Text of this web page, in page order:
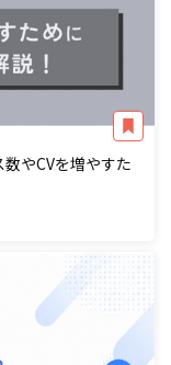
やCVを増やすた